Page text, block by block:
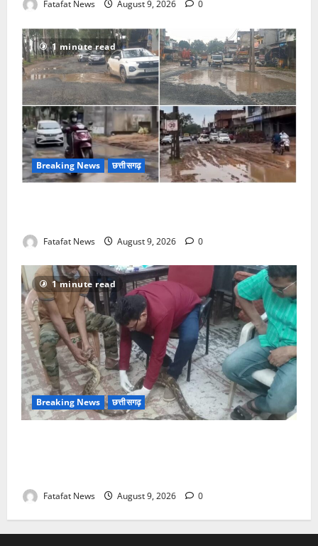
Fatafat News August 9, 2026 0
1 minute read
Breaking News छत्तीसगढ़
Fatafat News August 9, 2026 0
1 minute read
Breaking News छत्तीसगढ़
Fatafat News August 9, 2026 0